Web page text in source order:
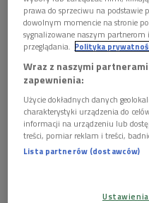
Tej wybitnej artystki nie
prawa do sprzeciwu na podstawie
dowolnym momencie na stronie
sygnalizowane naszym
przeglądania. Polityka
Wraz z naszymi
zapewnienia:
Użycie dokładnych danych
charakterystyki urządzenia do
informacji na urządzeniu lub
treści, pomiar reklam i treści,
Lista partnerów (dostawców)